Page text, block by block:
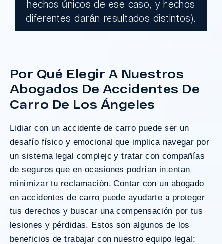
Un jurado declaró al Condado de Los
¿Tengo Un Caso?
hechos únicos de ese caso, y hechos
diferentes darán resultados distintos).
Por Qué Elegir A Nuestros
Abogados De Accidentes De
Carro De Los Ángeles
Lidiar con un accidente de carro puede ser un
desafío físico y emocional que implica navegar por
un sistema legal complejo y tratar con compañías
de seguros que en ocasiones podrían intentan
minimizar tu reclamación. Contar con un abogado
en accidentes de carro puede ayudarte a proteger
tus derechos y buscar una compensación por tus
lesiones y pérdidas. Estos son algunos de los
beneficios de trabajar con nuestro equipo legal: